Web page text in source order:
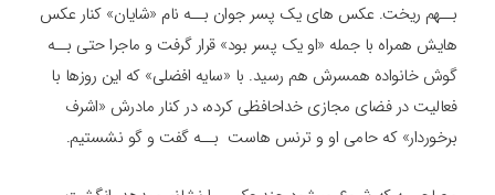
بــهم ریخت. عکس های یک پسر جوان بــه نام «شایان» کنار عکس
هایش همراه با جمله «او یک پسر بود» قرار گرفت و ماجرا حتی بــه
گوش خانواده همسرش هم رسید. با «سایه افضلی» که این روزها با
فعالیت در فضای مجازی خداحافظی کرده، در کنار مادرش «اشرف
برخوردار» که حامی او و ترنس هاست بــه گفت و گو نشستیم.